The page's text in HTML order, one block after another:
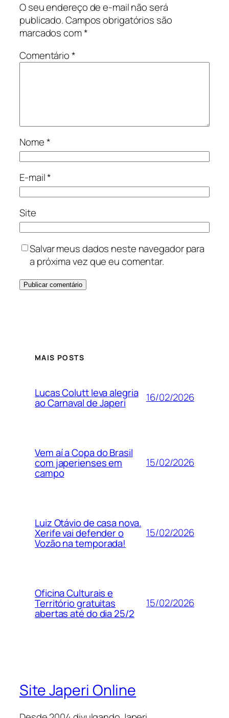
O seu endereço de e-mail não será
publicado.Campos obrigatórios são
marcados com*
Comentário*
Nome*
E-mail*
Site
Salvar meus dados neste navegador para
a próxima vez que eu comentar.
MAIS POSTS
Lucas Colutt leva alegria
ao Carnaval de Japeri 16/02/2026
Vem aí a Copa do Brasil
com japerienses em
campo
15/02/2026
Luiz Otávio de casa nova.
Xerife vai defender o
Vozão na temporada!
15/02/2026
Oficina Culturais e
Território gratuitas
abertas até do dia 25/2
15/02/2026
Site Japeri Online